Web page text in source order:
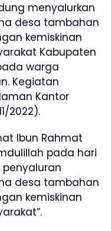
menyalurkan
desa tambahan
kemiskinan
Kabupaten
warga
Kegiatan
Kantor
2022).
Ibun Rahmat
pada hari
desa tambahan
kemiskinan